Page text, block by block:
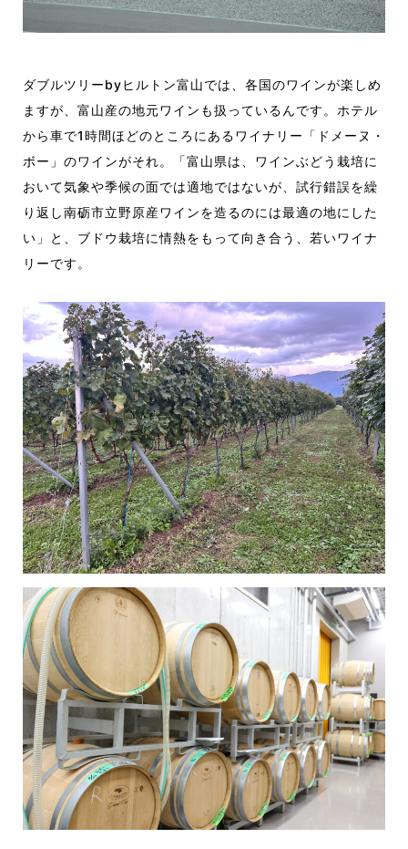
ダブルツリーbyヒルトン富山では、各国のワインが楽しめ
ますが、富山産の地元ワインも扱っているんです。ホテル
から車で1時間ほどのところにあるワイナリー「ドメーヌ・
ボー」のワインがそれ。「富山県は、ワインぶどう栽培に
おいて気象や季候の面では適地ではないが、試行錯誤を繰
り返し南砺市立野原産ワインを造るのには最適の地にした
い」と、ブドウ栽培に情熱をもって向き合う、若いワイナ
リーです。